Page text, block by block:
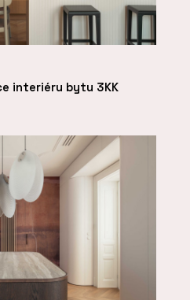
interiéru bytu 3KK